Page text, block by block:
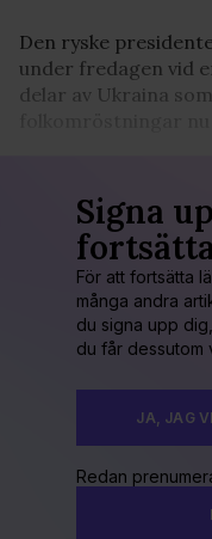
Den ryske
under fredagen vid
delar av Ukraina
Signa
För att fortsätta
många andra
du signa upp
du får dessutom
JA, JAG
Redan